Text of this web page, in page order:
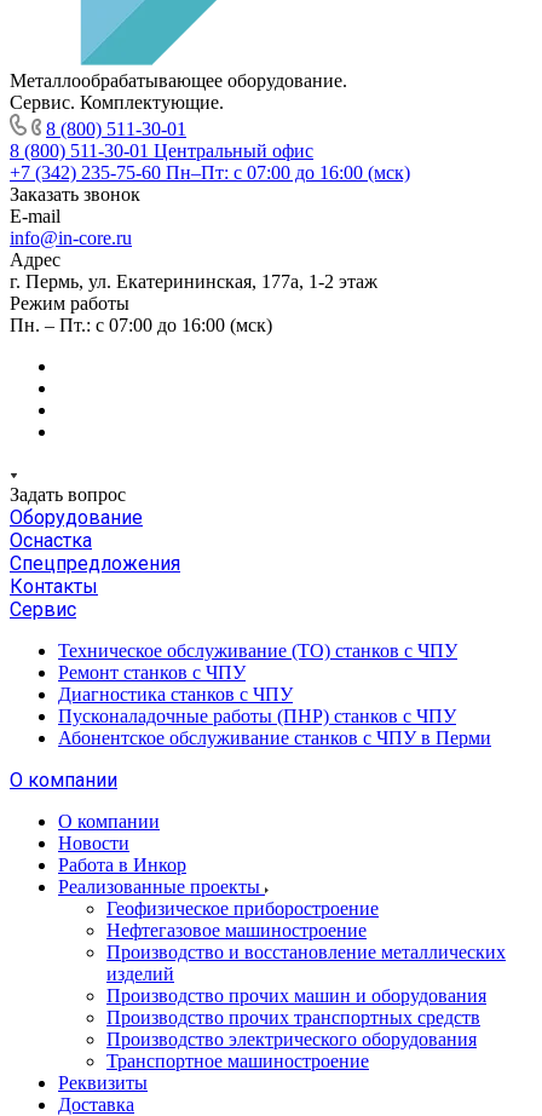
Металлообрабатывающее оборудование.
Сервис. Комплектующие.
8 (800) 511-30-01
8 (800) 511-30-01 Центральный офис
+7 (342) 235-75-60 Пн–Пт: с 07:00 до 16:00 (мск)
Заказать звонок
E-mail
info@in-core.ru
Адрес
г. Пермь, ул. ​Екатерининская, 177а, ​1-2 этаж
Режим работы
Пн. – Пт.: с 07:00 до 16:00 (мск)
Задать вопрос
Оборудование
Оснастка
Спецпредложения
Контакты
Сервис
Техническое обслуживание (ТО) станков с ЧПУ
Ремонт станков с ЧПУ
Диагностика станков с ЧПУ
Пусконаладочные работы (ПНР) станков с ЧПУ
Абонентское обслуживание станков с ЧПУ в Перми
О компании
О компании
Новости
Работа в Инкор
Реализованные проекты
Геофизическое приборостроение
Нефтегазовое машиностроение
Производство и восстановление металлических
изделий
Производство прочих машин и оборудования
Производство прочих транспортных средств
Производство электрического оборудования
Транспортное машиностроение
Реквизиты
Доставка